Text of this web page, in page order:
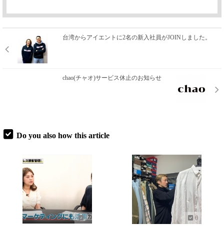
台湾からアイエントに2名の新入社員がJOINしました。
chao(チャオ)サービス休止のお知らせ
Do you also how this article
0 0